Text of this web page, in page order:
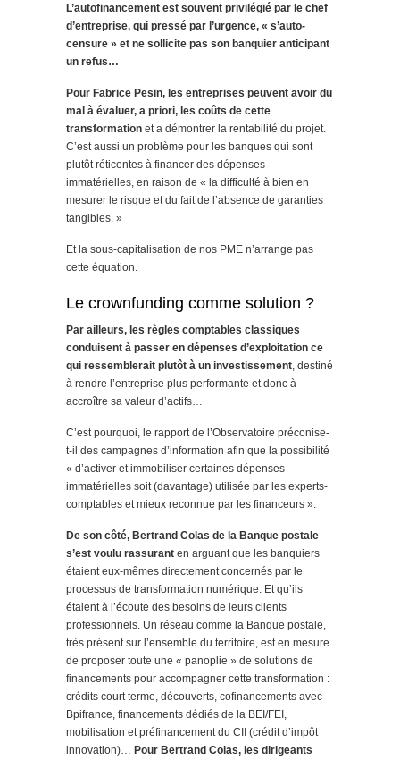
L’autofinancement est souvent privilégié par le chef
d’entreprise, qui pressé par l’urgence, « s’auto-
censure » et ne sollicite pas son banquier anticipant
un refus…
Pour Fabrice Pesin, les entreprises peuvent avoir du
mal à évaluer, a priori, les coûts de cette
transformation et a démontrer la rentabilité du projet.
C’est aussi un problème pour les banques qui sont
plutôt réticentes à financer des dépenses
immatérielles, en raison de « la difficulté à bien en
mesurer le risque et du fait de l’absence de garanties
tangibles. »
Et la sous-capitalisation de nos PME n’arrange pas
cette équation.
Le crownfunding comme solution ?
Par ailleurs, les règles comptables classiques
conduisent à passer en dépenses d’exploitation ce
qui ressemblerait plutôt à un investissement, destiné
à rendre l’entreprise plus performante et donc à
accroître sa valeur d’actifs…
C’est pourquoi, le rapport de l’Observatoire préconise-
t-il des campagnes d’information afin que la possibilité
« d’activer et immobiliser certaines dépenses
immatérielles soit (davantage) utilisée par les experts-
comptables et mieux reconnue par les financeurs ».
De son côté, Bertrand Colas de la Banque postale
s’est voulu rassurant en arguant que les banquiers
étaient eux-mêmes directement concernés par le
processus de transformation numérique. Et qu’ils
étaient à l’écoute des besoins de leurs clients
professionnels. Un réseau comme la Banque postale,
très présent sur l’ensemble du territoire, est en mesure
de proposer toute une « panoplie » de solutions de
financements pour accompagner cette transformation :
crédits court terme, découverts, cofinancements avec
Bpifrance, financements dédiés de la BEI/FEI,
mobilisation et préfinancement du CII (crédit d’impôt
innovation)… Pour Bertrand Colas, les dirigeants